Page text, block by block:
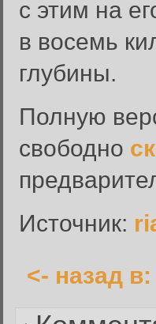
с этим на
в восемь
глубины.
Полную
свободно
Источник:
<- назад
Введите
Вход в систему
Имя пользователя:
Забыли